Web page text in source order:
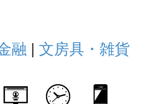
融 | 文房具・雑貨